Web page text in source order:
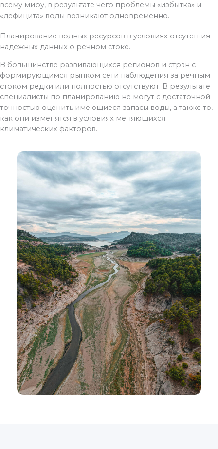
всему миру, в результате чего проблемы «избытка» и
«дефицита» воды возникают одновременно.
Планирование водных ресурсов в условиях отсутствия
надежных данных о речном стоке.
В большинстве развивающихся регионов и стран с
формирующимся рынком сети наблюдения за речным
стоком редки или полностью отсутствуют. В результате
специалисты по планированию не могут с достаточной
точностью оценить имеющиеся запасы воды, а также то,
как они изменятся в условиях меняющихся
климатических факторов.